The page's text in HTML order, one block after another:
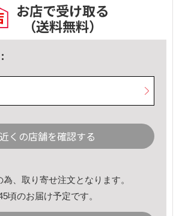
お店で受け取る
（送料無料）
近くの店舗を確認する
、取り寄せ注文となります。
頃のお届け予定です。